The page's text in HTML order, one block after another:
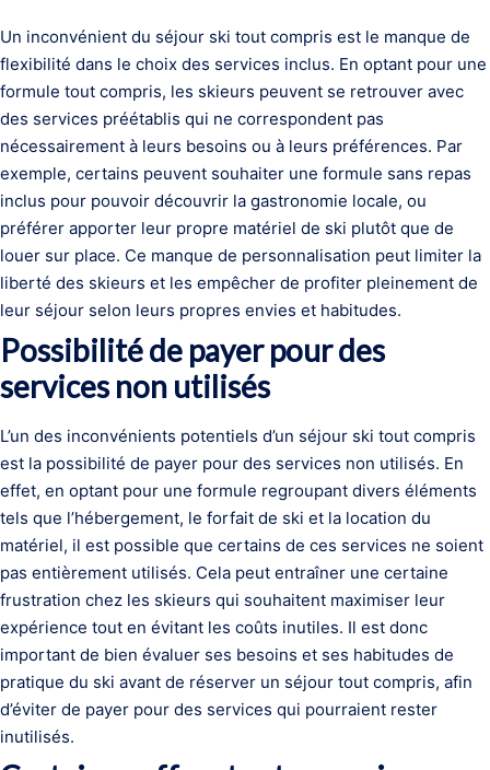
Un inconvénient du séjour ski tout compris est le manque de
flexibilité dans le choix des services inclus. En optant pour une
formule tout compris, les skieurs peuvent se retrouver avec
des services préétablis qui ne correspondent pas
nécessairement à leurs besoins ou à leurs préférences. Par
exemple, certains peuvent souhaiter une formule sans repas
inclus pour pouvoir découvrir la gastronomie locale, ou
préférer apporter leur propre matériel de ski plutôt que de
louer sur place. Ce manque de personnalisation peut limiter la
liberté des skieurs et les empêcher de profiter pleinement de
leur séjour selon leurs propres envies et habitudes.
Possibilité de payer pour des
services non utilisés
L’un des inconvénients potentiels d’un séjour ski tout compris
est la possibilité de payer pour des services non utilisés. En
effet, en optant pour une formule regroupant divers éléments
tels que l’hébergement, le forfait de ski et la location du
matériel, il est possible que certains de ces services ne soient
pas entièrement utilisés. Cela peut entraîner une certaine
frustration chez les skieurs qui souhaitent maximiser leur
expérience tout en évitant les coûts inutiles. Il est donc
important de bien évaluer ses besoins et ses habitudes de
pratique du ski avant de réserver un séjour tout compris, afin
d’éviter de payer pour des services qui pourraient rester
inutilisés.